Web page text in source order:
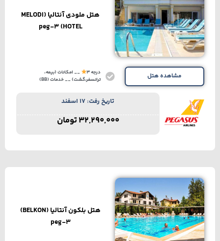
هتل ملودی آنتالیا (MELODI
HOTEL) peg-3
مشاهده هتل درجه 3
__ امکانات (بیمه،
ترانسفر،گشت) __ خدمات (BB)
تاریخ رفت: 17 اسفند
32,290,000تومان
هتل بلکون آنتالیا (BELKON)
peg-3